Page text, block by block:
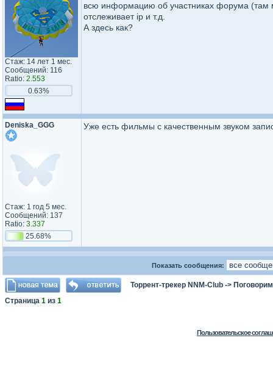
Стаж: 14 лет 1 мес.
Сообщений: 116
Ratio: 2.553
0.63%
всю информацию об участниках форума (там
отслеживает ip и т.д.
А здесь как?
Deniska_GGG
Стаж: 1 год 5 мес.
Сообщений: 137
Ratio: 3.337
25.68%
Уже есть фильмы с качественным звуком
Показать сообщения:
Торрент-трекер NNM-Club -> Поговорим
Страница 1 из 1
Пользовательское